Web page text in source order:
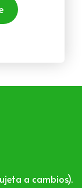
a cambios).